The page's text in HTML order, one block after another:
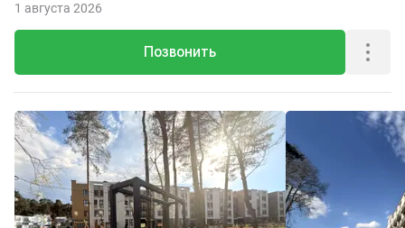
Позвонить
1 августа 2026